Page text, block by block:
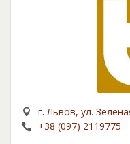
г. Львов, ул.
+38 (097) 2119775